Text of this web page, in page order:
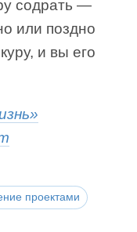
содрать —
или поздно
и вы его
проектами